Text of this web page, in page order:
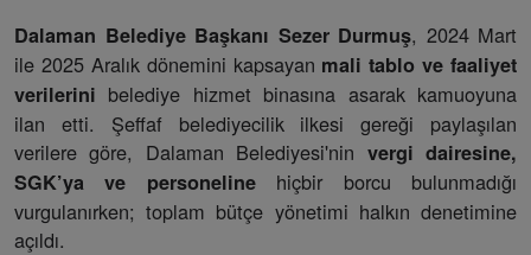
Dalaman Belediye Başkanı Sezer Durmuş, 2024 Mart
ile 2025 Aralık dönemini kapsayan mali tablo ve faaliyet
verilerini belediye hizmet binasına asarak kamuoyuna
ilan etti. Şeffaf belediyecilik ilkesi gereği paylaşılan
verilere göre, Dalaman Belediyesi'nin vergi dairesine,
SGK’ya ve personelinehiçbir borcu bulunmadığı
vurgulanırken; toplam bütçe yönetimi halkın denetimine
açıldı.